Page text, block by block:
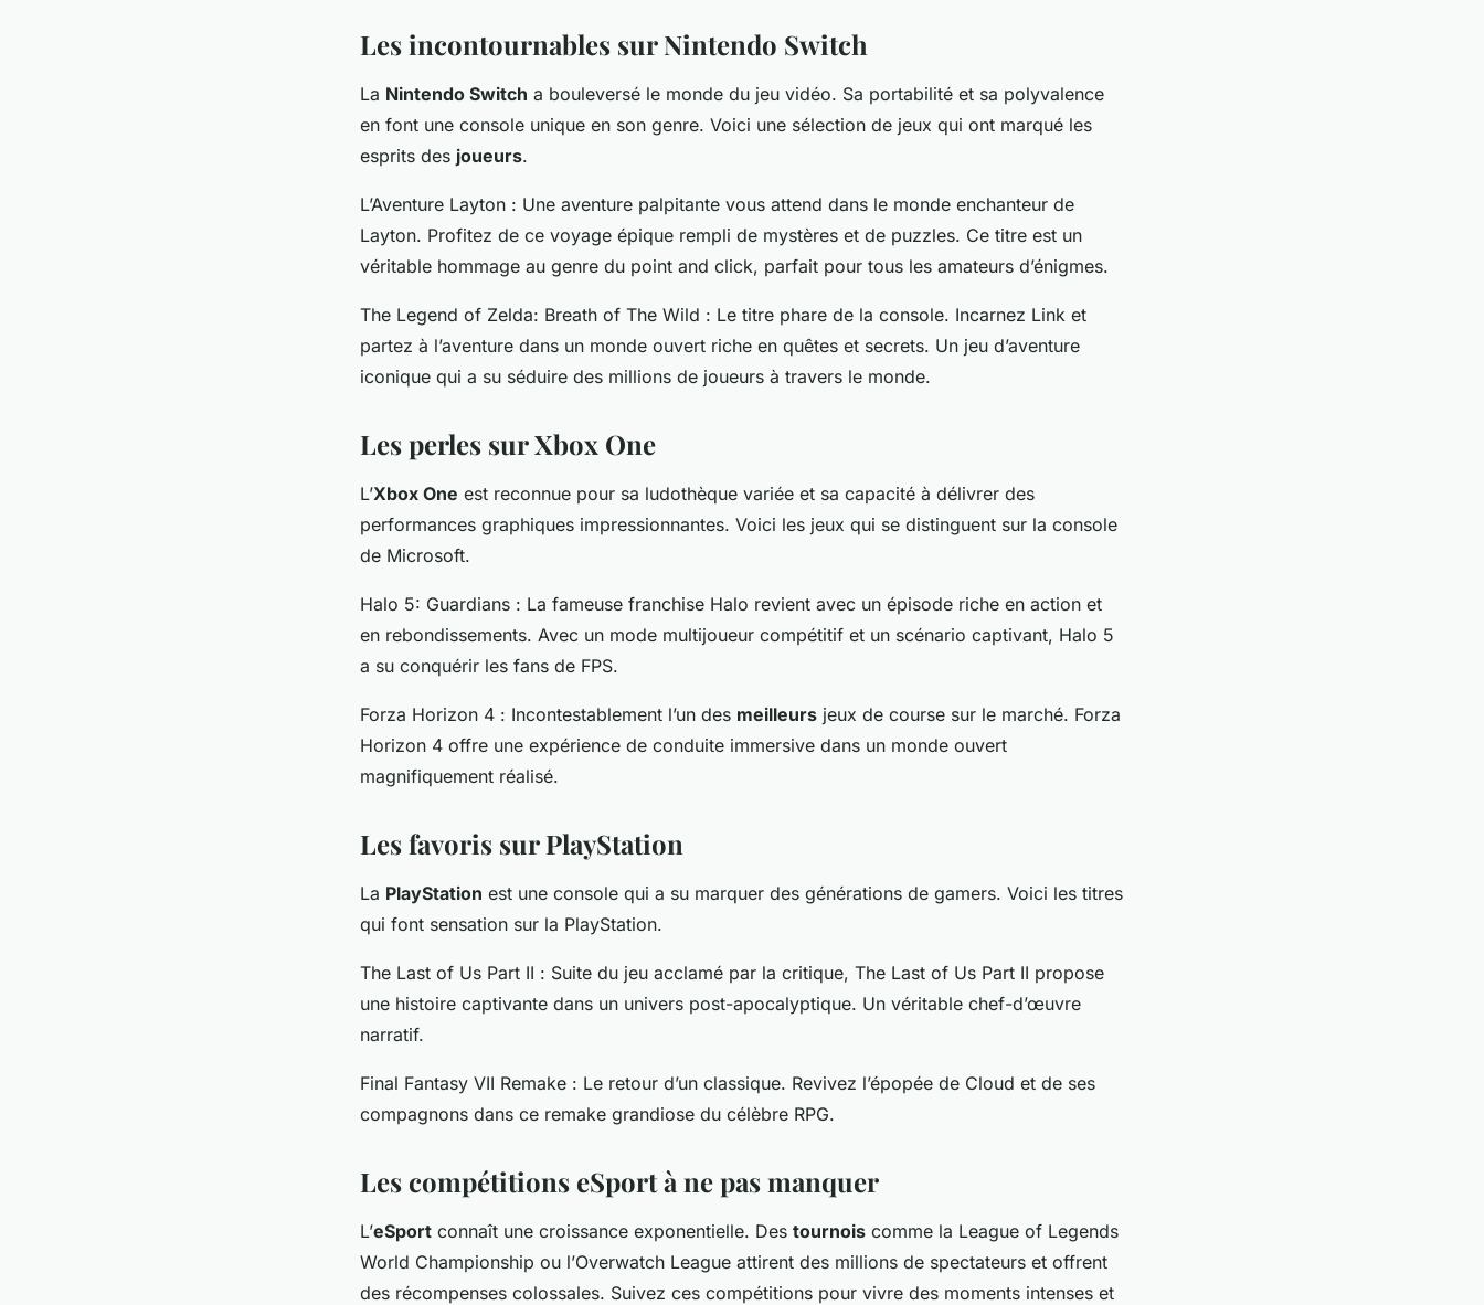
Les incontournables sur Nintendo Switch
La Nintendo Switch a bouleversé le monde du jeu vidéo. Sa portabilité et sa polyvalence
en font une console unique en son genre. Voici une sélection de jeux qui ont marqué les
esprits des joueurs.
L’Aventure Layton : Une aventure palpitante vous attend dans le monde enchanteur de
Layton. Profitez de ce voyage épique rempli de mystères et de puzzles. Ce titre est un
véritable hommage au genre du point and click, parfait pour tous les amateurs d’énigmes.
The Legend of Zelda: Breath of The Wild : Le titre phare de la console. Incarnez Link et
partez à l’aventure dans un monde ouvert riche en quêtes et secrets. Un jeu d’aventure
iconique qui a su séduire des millions de joueurs à travers le monde.
Les perles sur Xbox One
L’Xbox One est reconnue pour sa ludothèque variée et sa capacité à délivrer des
performances graphiques impressionnantes. Voici les jeux qui se distinguent sur la console
de Microsoft.
Halo 5: Guardians : La fameuse franchise Halo revient avec un épisode riche en action et
en rebondissements. Avec un mode multijoueur compétitif et un scénario captivant, Halo 5
a su conquérir les fans de FPS.
Forza Horizon 4 : Incontestablement l’un des meilleurs jeux de course sur le marché. Forza
Horizon 4 offre une expérience de conduite immersive dans un monde ouvert
magnifiquement réalisé.
Les favoris sur PlayStation
La PlayStation est une console qui a su marquer des générations de gamers. Voici les titres
qui font sensation sur la PlayStation.
The Last of Us Part II : Suite du jeu acclamé par la critique, The Last of Us Part II propose
une histoire captivante dans un univers post-apocalyptique. Un véritable chef-d’œuvre
narratif.
Final Fantasy VII Remake : Le retour d’un classique. Revivez l’épopée de Cloud et de ses
compagnons dans ce remake grandiose du célèbre RPG.
Les compétitions eSport à ne pas manquer
L’eSport connaît une croissance exponentielle. Des tournois comme la League of Legends
World Championship ou l’Overwatch League attirent des millions de spectateurs et offrent
des récompenses colossales. Suivez ces compétitions pour vivre des moments intenses et